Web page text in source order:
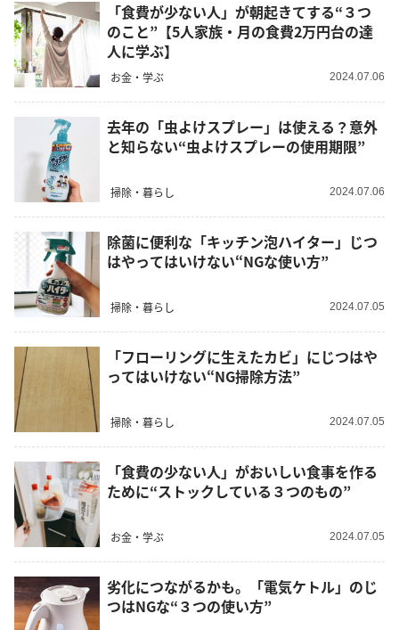
「食費が少ない人」が朝起きてする“３つ
のこと”【5人家族・月の食費2万円台の達
人に学ぶ】
お金・学ぶ 2024.07.06
去年の「虫よけスプレー」は使える？意外
と知らない“虫よけスプレーの使用期限”
掃除・暮らし 2024.07.06
除菌に便利な「キッチン泡ハイター」じつ
はやってはいけない“NGな使い方”
掃除・暮らし 2024.07.05
「フローリングに生えたカビ」にじつはや
ってはいけない“NG掃除方法”
掃除・暮らし 2024.07.05
「食費の少ない人」がおいしい食事を作る
ために“ストックしている３つのもの”
お金・学ぶ 2024.07.05
劣化につながるかも。「電気ケトル」のじ
つはNGな“３つの使い方”